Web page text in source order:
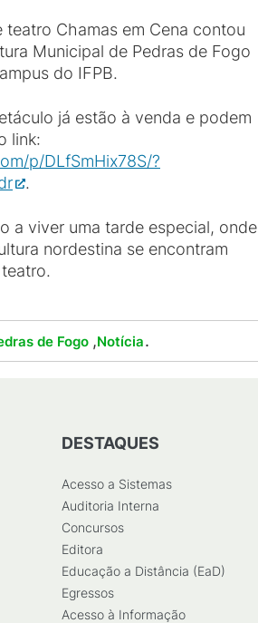
Chamas em Cena contou
Municipal de Pedras de Fogo
do IFPB.
já estão à venda e podem
link:
p/DLfSmHix78S/?
.
a viver uma tarde especial, onde
nordestina se encontram
de Fogo ,Notícia.
DESTAQUES
Acesso a Sistemas
Auditoria Interna
Concursos
Editora
Educação a Distância (EaD)
Egressos
Acesso à Informação